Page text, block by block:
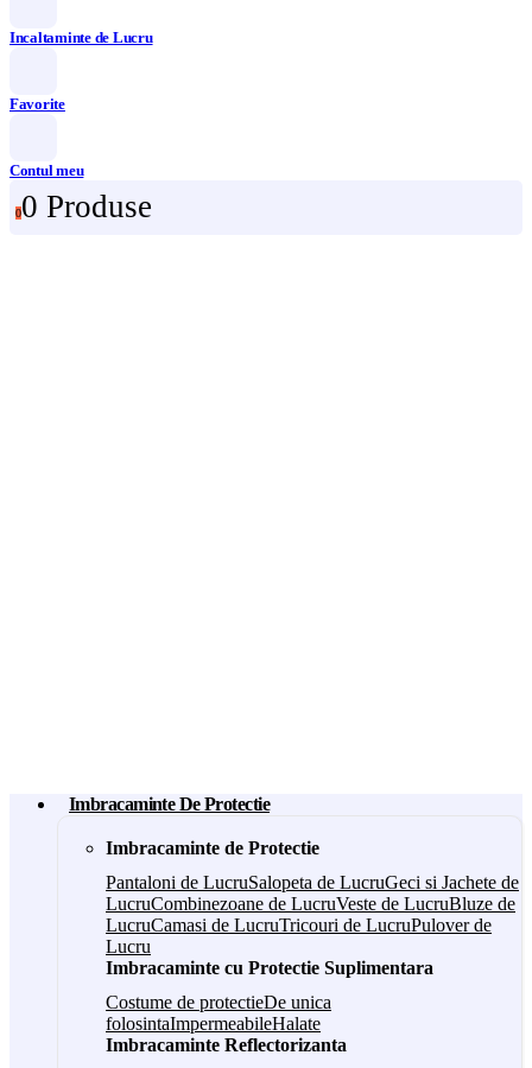
Incaltaminte de Lucru
Favorite
Contul meu
00 Produse
Imbracaminte De Protectie
Imbracaminte de Protectie
Pantaloni de LucruSalopeta de LucruGeci si Jachete de
LucruCombinezoane de LucruVeste de LucruBluze de
LucruCamasi de LucruTricouri de LucruPulover de
Lucru
Imbracaminte cu Protectie Suplimentara
Costume de protectieDe unica
folosintaImpermeabileHalate
Imbracaminte Reflectorizanta